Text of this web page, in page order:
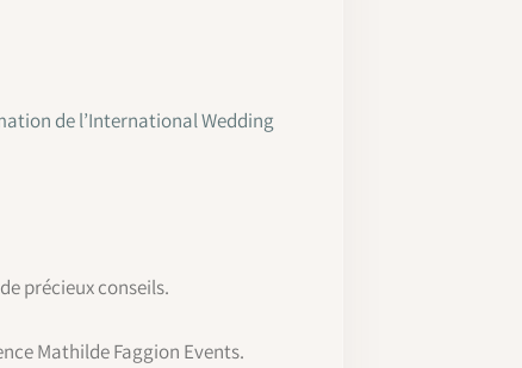
de l’International Wedding
précieux conseils.
Mathilde Faggion Events.